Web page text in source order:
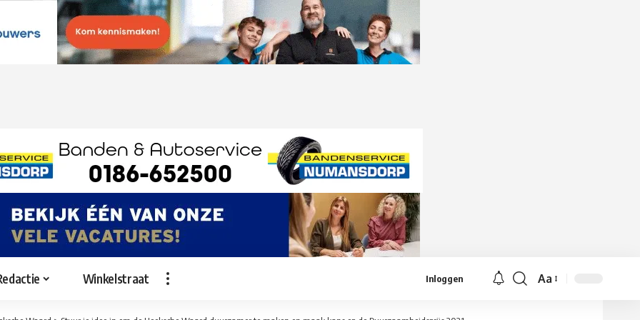
Winkelstraat Inloggen
Lettergrootte
Aa